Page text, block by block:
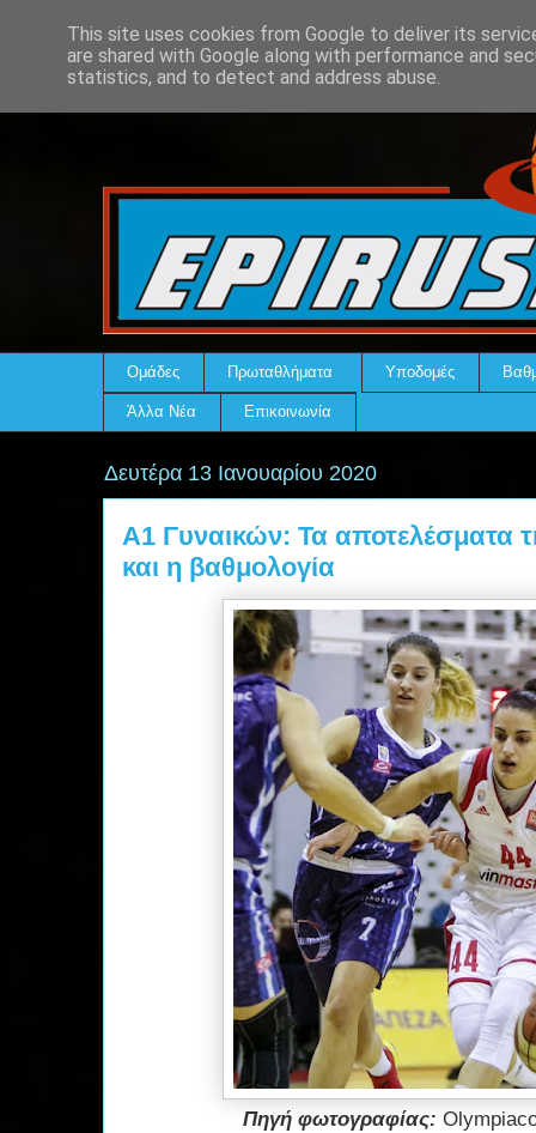
Ομάδες Πρωταθλήματα Υποδομές
Άλλα Νέα Επικοινωνία
Δευτέρα 13 Ιανουαρίου 2020
Α1 Γυναικών: Τα αποτελέσματα
και η βαθμολογία
Πηγή φωτογραφίας:
This site uses cookies from Google to deliver its
are shared with Google along with performance and
statistics, and to detect and address abuse.